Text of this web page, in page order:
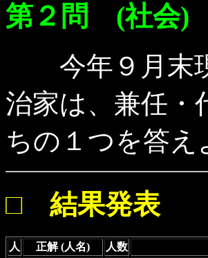
第２問 (社会)
今年９月末現
治家は、兼任・
ちの１つを答え
□ 結果発表
人 正解 (人名) 人数